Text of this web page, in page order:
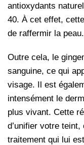
antioxydants
40. À cet effet,
de raffermir la peau.
Outre cela, le
sanguine, ce qui
visage. Il est
intensément le
plus vivant. Cette
d’unifier votre
traitement qui lui